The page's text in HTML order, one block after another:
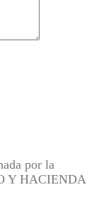
por la
Y HACIENDA